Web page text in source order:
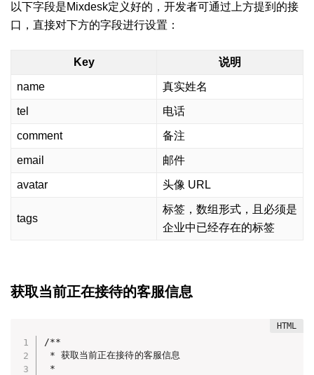
以下字段是Mixdesk定义好的，开发者可通过上方提到的接
口，直接对下方的字段进行设置：
Key 说明
name 真实姓名
tel 电话
comment 备注
email 邮件
avatar 头像 URL
tags
标签，数组形式，且必须是
企业中已经存在的标签
获取当前正在接待的客服信息
/**
* 获取当前正在接待的客服信息
*